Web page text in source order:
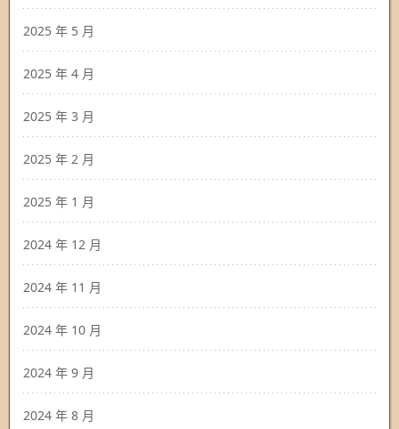
2025 年 5 月
2025 年 4 月
2025 年 3 月
2025 年 2 月
2025 年 1 月
2024 年 12 月
2024 年 11 月
2024 年 10 月
2024 年 9 月
2024 年 8 月